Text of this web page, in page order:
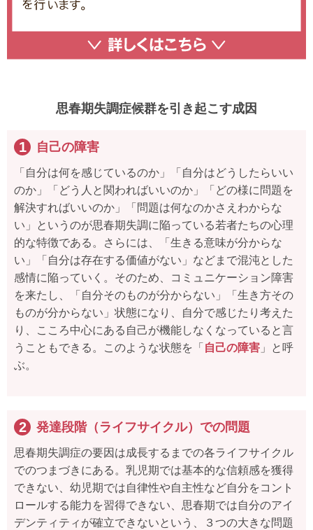
思春期失調症候群を引き起こす成因
自己の障害
「自分は何を感じているのか」「自分はどうしたらいい
のか」「どう人と関わればいいのか」「どの様に問題を
解決すればいいのか」「問題は何なのかさえわからな
い」というのが思春期失調に陥っている若者たちの心理
的な特徴である。さらには、「生きる意味が分からな
い」「自分は存在する価値がない」などまで混沌とした
感情に陥っていく。そのため、コミュニケーション障害
を来たし、「自分そのものが分からない」「生き方その
ものが分からない」状態になり、自分で感じたり考えた
り、こころ中心にある自己が機能しなくなっていると言
うこともできる。このような状態を「 自己の障害 」と呼
ぶ。
発達段階（ライフサイクル）での問題
思春期失調症の要因は成長するまでの各ライフサイクル
でのつまづきにある。乳児期では基本的な信頼感を獲得
できない、幼児期では自律性や自主性など自分をコント
ロールする能力を習得できない、思春期では自分のアイ
デンティティが確立できないという、３つの大きな問題